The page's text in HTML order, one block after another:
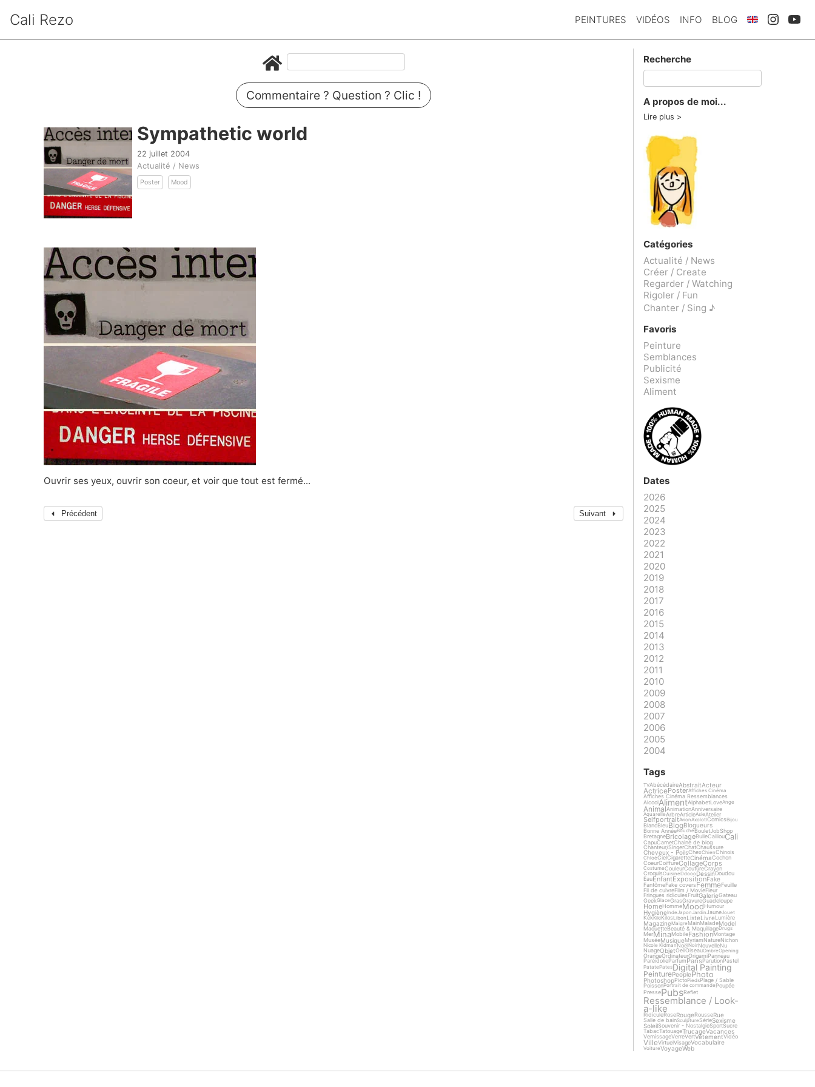
Cali Rezo PEINTURES VIDÉOS INFO BLOG
Commentaire ? Question ? Clic !
Sympathetic world
22 juillet 2004
Actualité / News
Poster Mood
Ouvrir ses yeux, ouvrir son coeur, et voir que tout est fermé...
Précédent Suivant
Recherche
A propos de moi...
Lire plus
Catégories
Actualité / News
Créer / Create
Regarder / Watching
Rigoler / Fun
Chanter / Sing ♪
Favoris
Peinture
Semblances
Publicité
Sexisme
Aliment
Dates
2026
2025
2024
2023
2022
2021
2020
2019
2018
2017
2016
2015
2014
2013
2012
2011
2010
2009
2008
2007
2006
2005
2004
Tags
TVAbécédaireAbstraitActeur
ActricePosterAffiches Cinéma
Affiches Cinéma Ressemblances
AlcoolAlimentAlphabetLoveAnge
AnimalAnimationAnniversaire
AquarelleArbreArticleAsieAtelier
SelfportraitAvionAxolotlComicsBijou
BlancBleuBlogBlogueurs
Bonne AnnéeBoucheBouletJobShop
BretagneBricolageBulleCaillouCali
CapuCarnetChaine de blog
Chanteur/SingerChatChaussure
Cheveux - PoilsChexChienChinois
ChloéCielCigaretteCinémaCochon
CoeurCoiffureCollageCorps
CostumeCouleurCoutureCrayon
CroquisCuisineDdoooDessinDoudou
EauEnfantExpositionFake
FantômeFake coversFemmeFeuille
Fil de cuivreFilm / MovieFleur
Fringues ridiculesFruitGalerieGateau
GeekGlaceGrasGravureGuadeloupe
HomeHommeMoodHumour
HygièneInde Japon JardinJaune Jouet
KekKikiKilosLibon ListeLivreLumière
MagazineMaigre MainMaladeModel
MaquetteBeauté & MaquillageDrugs
MerMinaMobileFashionMontage
MuséeMusiqueMyriamNatureNichon
Nicole KidmanNoëlNoirNouvelleNu
NuageObjetOeilOiseauOmbreOpening
OrangeOrdinateurOrigamiPanneau
ParéidolieParfumParisParutionPastel
PatatePatesDigital Painting
PeinturePeoplePhoto
PhotoshopPictoPiedsPlage / Sable
PoissonPortrait de commande Poupée
PressePubsReflet
Ressemblance / Look-
a-like
RidiculeRoseRougeRousseRue
Salle de bainSculptureSérieSexisme
SoleilSouvenir - NostalgieSportSucre
TabacTatouageTrucageVacances
VernissageVerreVertVêtementVidéo
VilleVirtuelVisageVocabulaire
VoitureVoyageWeb